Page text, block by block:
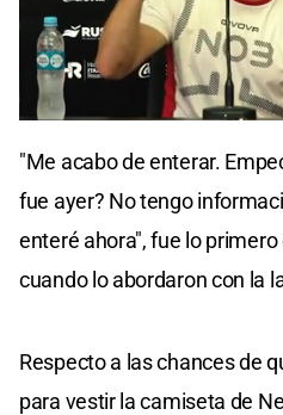
"Me acabo de enterar.
fue ayer? No tengo
enteré ahora", fue lo
cuando lo abordaron con la
Respecto a las chances de
para vestir la camiseta de